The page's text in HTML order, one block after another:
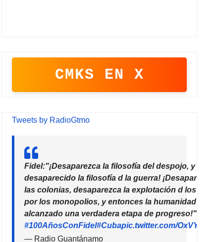
CMKS EN X
Tweets by RadioGtmo
Fidel:"¡Desaparezca la filosofía del despojo, y habrá
desaparecido la filosofía d la guerra! ¡Desaparezcan
las colonias, desaparezca la explotación d los
por los monopolios, y entonces la humanidad habrá
alcanzado una verdadera etapa de progreso!"
#100AñosConFidel#Cubapic.twitter.com/
— Radio Guantánamo